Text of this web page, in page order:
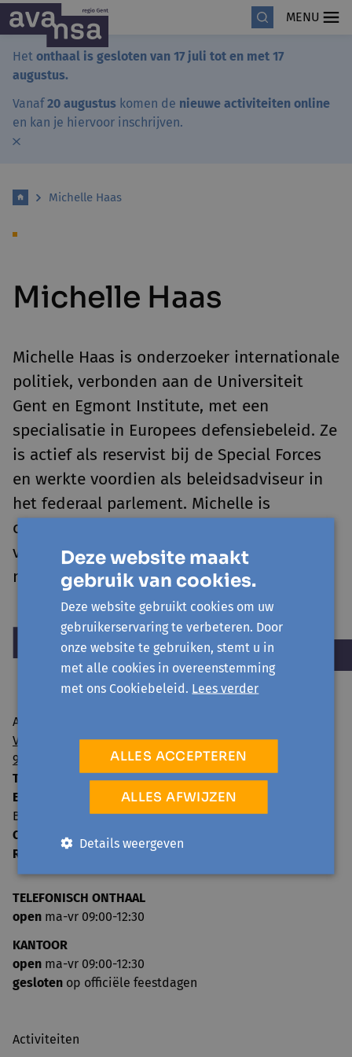
MENU
Het onthaal is gesloten van 17 juli tot en met 17
augustus.
Vanaf20 augustus komen de nieuwe activiteiten online
en kan je hiervoor inschrijven.
Michelle Haas
Michelle Haas
Michelle Haas is onderzoeker internationale
politiek, verbonden aan de Universiteit
Gent en Egmont Institute, met een
specialisatie in Europees defensiebeleid. Ze
is actief als reservist bij de Special Forces
en werkte voordien als beleidsadviseur in
het federaal parlement. Michelle is
columnist voor De Morgen en een
veelgevraagd geopolitiek analist in de
media.
Avansa regio Gent vzw
Visserij 106/1
9000 Gent
T:
09 224 22 65
E:
info@avansa-regiogent.be
BE15 8939 4415 5730
Ondernemingsnummer:
RPR:
Oost-Vlaanderen
TELEFONISCH ONTHAAL
open ma-vr 09:00-12:30
KANTOOR
open ma-vr 09:00-12:30
gesloten op officiële feestdagen
Activiteiten
Deze website maakt
gebruik van cookies.
Deze website gebruikt cookies om uw
gebruikerservaring te verbeteren. Door
onze website te gebruiken, stemt u in
met alle cookies in overeenstemming
met ons Cookiebeleid. Lees verder
ALLES ACCEPTEREN
ALLES AFWIJZEN
Details weergeven